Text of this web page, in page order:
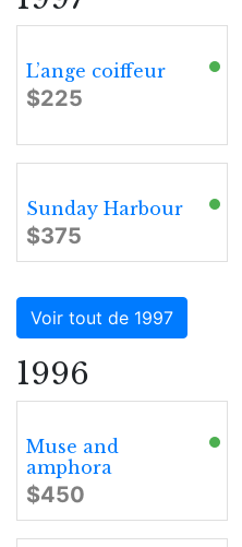
L’ange coiffeur
$225
Sunday Harbour
$375
Voir tout de 1997
1996
Muse and
amphora
$450